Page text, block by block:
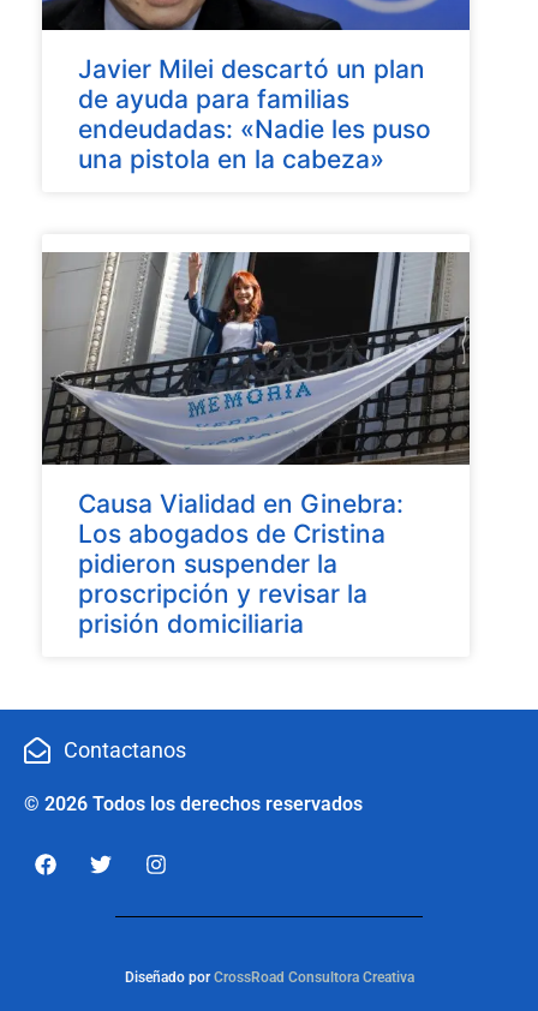
Javier Milei descartó un plan
de ayuda para familias
endeudadas: «Nadie les puso
una pistola en la cabeza»
Causa Vialidad en Ginebra:
Los abogados de Cristina
pidieron suspender la
proscripción y revisar la
prisión domiciliaria
Contactanos
© 2026 Todos los derechos reservados
Diseñado porCrossRoad Consultora Creativa